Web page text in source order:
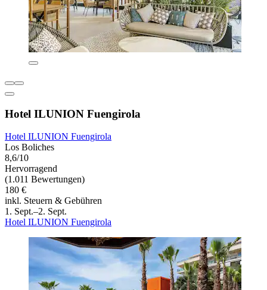
Hotel ILUNION Fuengirola
Hotel ILUNION Fuengirola
Los Boliches
8,6/10
Hervorragend
(1.011 Bewertungen)
180 €
inkl. Steuern & Gebühren
1. Sept.–2. Sept.
Hotel ILUNION Fuengirola